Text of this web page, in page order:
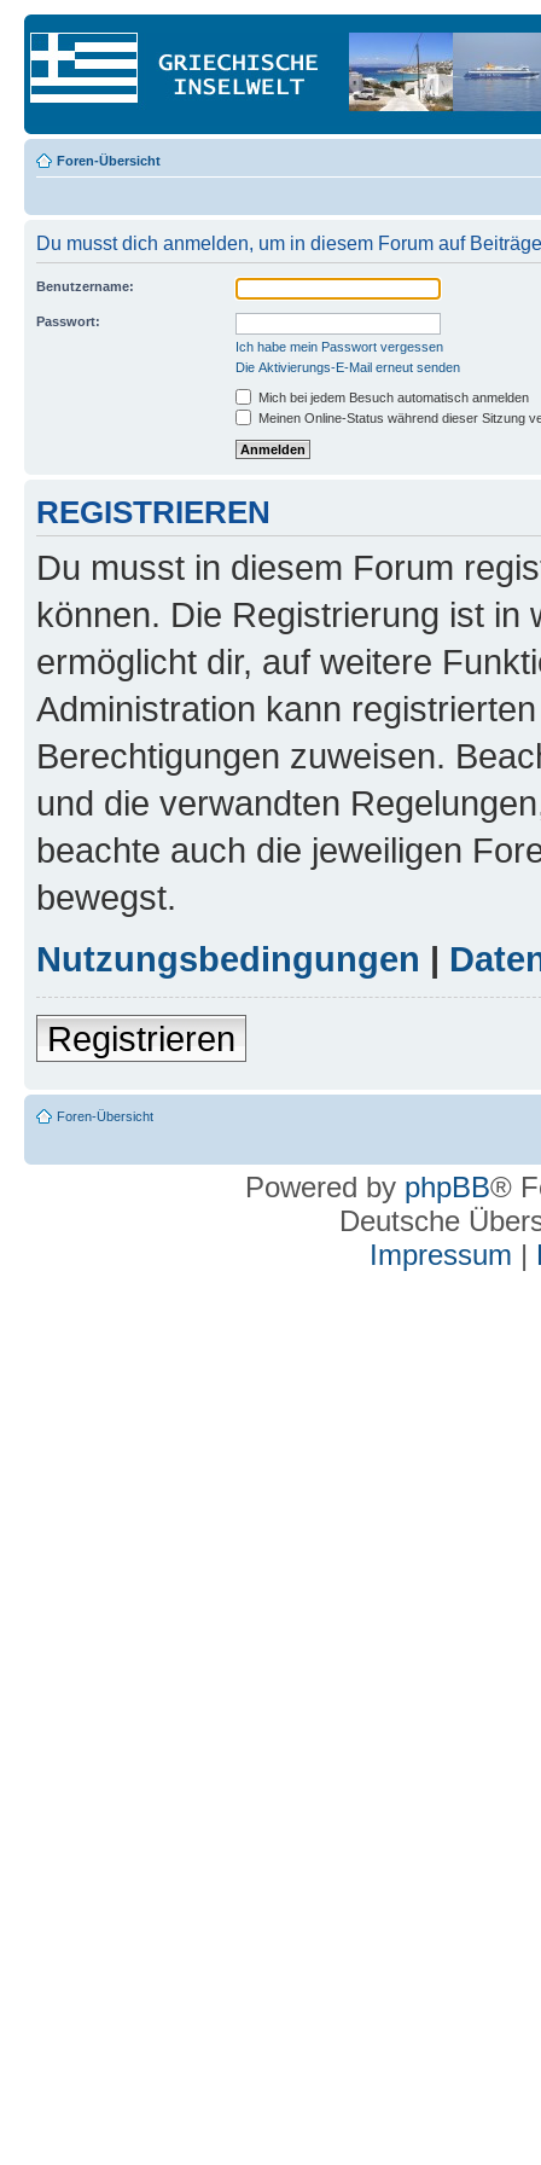
Foren-Übersicht
Du musst dich anmelden, um in diesem Forum auf
Benutzername:
Passwort:
Ich habe mein Passwort vergessen
Die Aktivierungs-E-Mail erneut senden
Mich bei jedem Besuch automatisch anmelden
Meinen Online-Status während dieser Sitzung
REGISTRIEREN
Du musst in diesem Forum
können. Die Registrierung ist in
ermöglicht dir, auf weitere
Administration kann
Berechtigungen zuweisen.
und die verwandten
beachte auch die jeweiligen
bewegst.
Nutzungsbedingungen |
Registrieren
Foren-Übersicht
Powered by phpBB®
Deutsche
Impressum |